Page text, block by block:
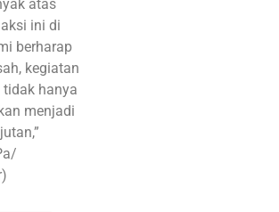
atas
ini di
berharap
kegiatan
hanya
menjadi